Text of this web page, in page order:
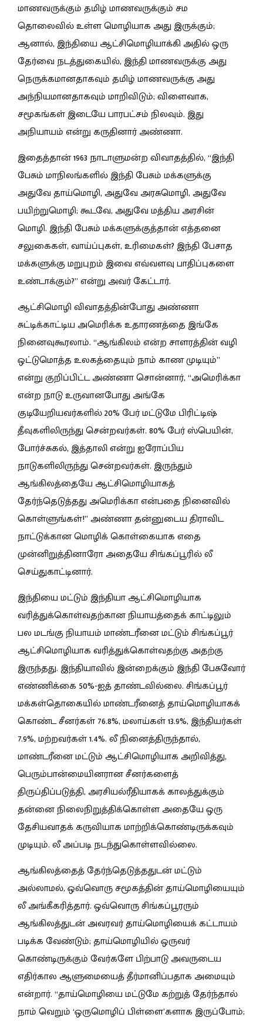
மாணவருக்கும் தமிழ் மாணவருக்கும் சம
தொலைவில் உள்ள மொழியாக அது இருக்கும்;
ஆனால், இந்தியை ஆட்சிமொழியாக்கி அதில் ஒரு
தேர்வை நடத்துகையில், இந்தி மாணவருக்கு அது
நெருக்கமானதாகவும் தமிழ் மாணவருக்கு அது
அந்நியமானதாகவும் மாறிவிடும்; விளைவாக,
சமூகங்கள் இடையே பாரபட்சம் நிலவும். இது
அநியாயம் என்று கருதினார் அண்ணா.
இதைத்தான் 1963 நாடாளுமன்ற விவாதத்தில், “இந்தி
பேசும் மாநிலங்களில் இந்தி பேசும் மக்களுக்கு
அதுவே தாய்மொழி, அதுவே அரசுமொழி, அதுவே
பயிற்றுமொழி; கூடவே, அதுவே மத்திய அரசின்
மொழி. இந்தி பேசும் மக்களுக்குத்தான் எத்தனை
சலுகைகள், வாய்ப்புகள், உரிமைகள்? இந்தி பேசாத
மக்களுக்கு மறுபுறம் இவை எவ்வளவு பாதிப்புகளை
உண்டாக்கும்?” என்று அவர் கேட்டார்.
ஆட்சிமொழி விவாதத்தின்போது அண்ணா
சுட்டிக்காட்டிய அமெரிக்க உதாரணத்தை இங்கே
நினைவுகூரலாம். “ஆங்கிலம் என்ற சாளரத்தின் வழி
ஒட்டுமொத்த உலகத்தையும் நாம் காண முடியும்”
என்று குறிப்பிட்ட அண்ணா சொன்னார், “அமெரிக்கா
என்ற நாடு உருவானபோது அங்கே
குடியேறியவர்களில் 20% பேர் மட்டுமே பிரிட்டிஷ்
தீவுகளிலிருந்து சென்றவர்கள். 80% பேர் ஸ்பெயின்,
போர்ச்சுகல், இத்தாலி என்று ஐரோப்பிய
நாடுகளிலிருந்து சென்றவர்கள். இருந்தும்
ஆங்கிலத்தையே ஆட்சிமொழியாகத்
தேர்ந்தெடுத்தது அமெரிக்கா என்பதை நினைவில்
கொள்ளுங்கள்!” அண்ணா தன்னுடைய திராவிட
நாட்டுக்கான மொழிக் கொள்கையாக எதை
முன்னிறுத்தினாரோ அதையே சிங்கப்பூரில் லீ
செய்துகாட்டினார்.
இந்தியை மட்டும் இந்தியா ஆட்சிமொழியாக
வரித்துக்கொள்வதற்கான நியாயத்தைக் காட்டிலும்
பல மடங்கு நியாயம் மாண்டரீனை மட்டும் சிங்கப்பூர்
ஆட்சிமொழியாக வரித்துக்கொள்வதற்கு அதற்கு
இருந்தது. இந்தியாவில் இன்றைக்கும் இந்தி பேசுவோர்
எண்ணிக்கை 50%-ஐத் தாண்டவில்லை. சிங்கப்பூர்
மக்கள்தொகையில் மாண்டரீனைத் தாய்மொழியாகக்
கொண்ட சீனர்கள் 76.8%, மலாய்கள் 13.9%, இந்தியர்கள்
7.9%, மற்றவர்கள் 1.4%. லீ நினைத்திருந்தால்,
மாண்டரீனை மட்டும் ஆட்சிமொழியாக அறிவித்து,
பெரும்பான்மையினரான சீனர்களைத்
திருப்திப்படுத்தி, அரசியல்ரீதியாகக் காலத்துக்கும்
தன்னை நிலைநிறுத்திக்கொள்ள அதையே ஒரு
தேசியவாதக் கருவியாக மாற்றிக்கொண்டிருக்கவும்
முடியும். லீ அப்படி நடந்துகொள்ளவில்லை.
ஆங்கிலத்தைத் தேர்ந்தெடுத்ததுடன் மட்டும்
அல்லாமல், ஒவ்வொரு சமூகத்தின் தாய்மொழியையும்
லீ அங்கீகரித்தார். ஒவ்வொரு சிங்கப்பூரரும்
ஆங்கிலத்துடன் அவரவர் தாய்மொழியைக் கட்டாயம்
படிக்க வேண்டும்; தாய்மொழியில் ஒருவர்
கொண்டிருக்கும் வேர்களே பிற்பாடு அவருடைய
எதிர்கால ஆளுமையைத் தீர்மானிப்பதாக அமையும்
என்றார். “தாய்மொழியை மட்டுமே கற்றுத் தேர்ந்தால்
நாம் வெறும் ‘ஒருமொழிப் பிள்ளை’களாக இருப்போம்;